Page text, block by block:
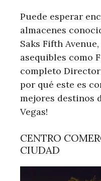
Puede esperar
almacenes
Saks Fifth
asequibles como
completo
por qué este es
mejores destinos
Vegas!
CENTRO
CIUDAD